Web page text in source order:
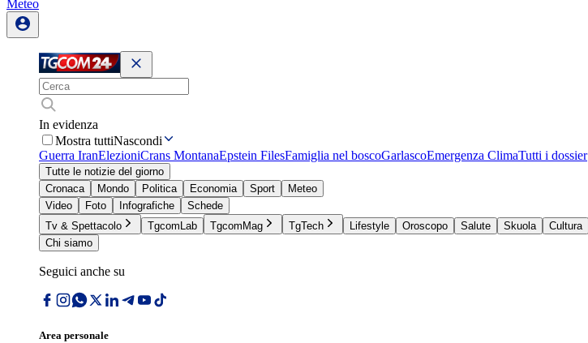
Meteo
In evidenza
Mostra tuttiNascondi
Guerra IranElezioniCrans MontanaEpstein FilesFamiglia nel boscoGarlascoEmergenza ClimaTutti i dossier
Tutte le notizie del giorno
Cronaca
Mondo Politica Economia Sport
Meteo
Video
Foto Infografiche
Schede
Tv & Spettacolo
TgcomLab TgcomMag TgTech Lifestyle Oroscopo Salute Skuola Cultura
Chi siamo
Seguici anche su
Area personale